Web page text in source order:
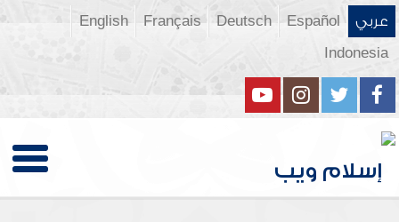
عربي Español
Deutsch
Français
English
Indonesia